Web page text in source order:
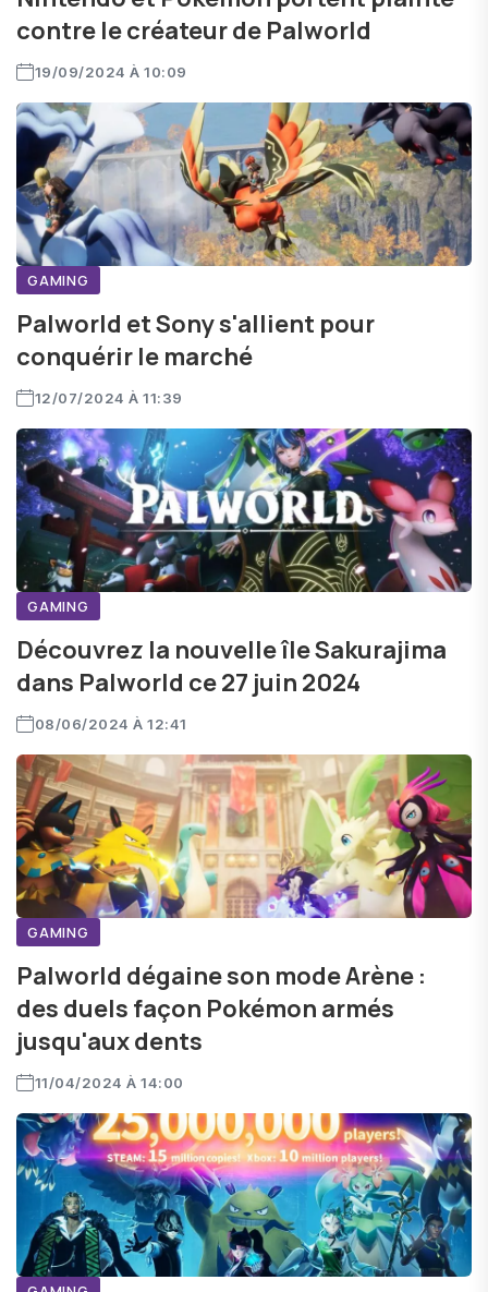
contre le créateur de Palworld
19/09/2024 À 10:09
GAMING
Palworld et Sony s'allient pour
conquérir le marché
12/07/2024 À 11:39
GAMING
Découvrez la nouvelle île Sakurajima
dans Palworld ce 27 juin 2024
08/06/2024 À 12:41
GAMING
Palworld dégaine son mode Arène :
des duels façon Pokémon armés
jusqu'aux dents
11/04/2024 À 14:00